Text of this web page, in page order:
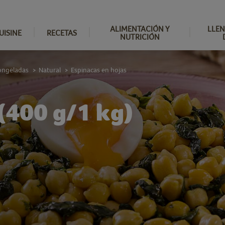
RECETAS
ALIMENTACIÓN Y
NUTRICIÓN
g/1 kg)
> Natural > Espinacas en hojas